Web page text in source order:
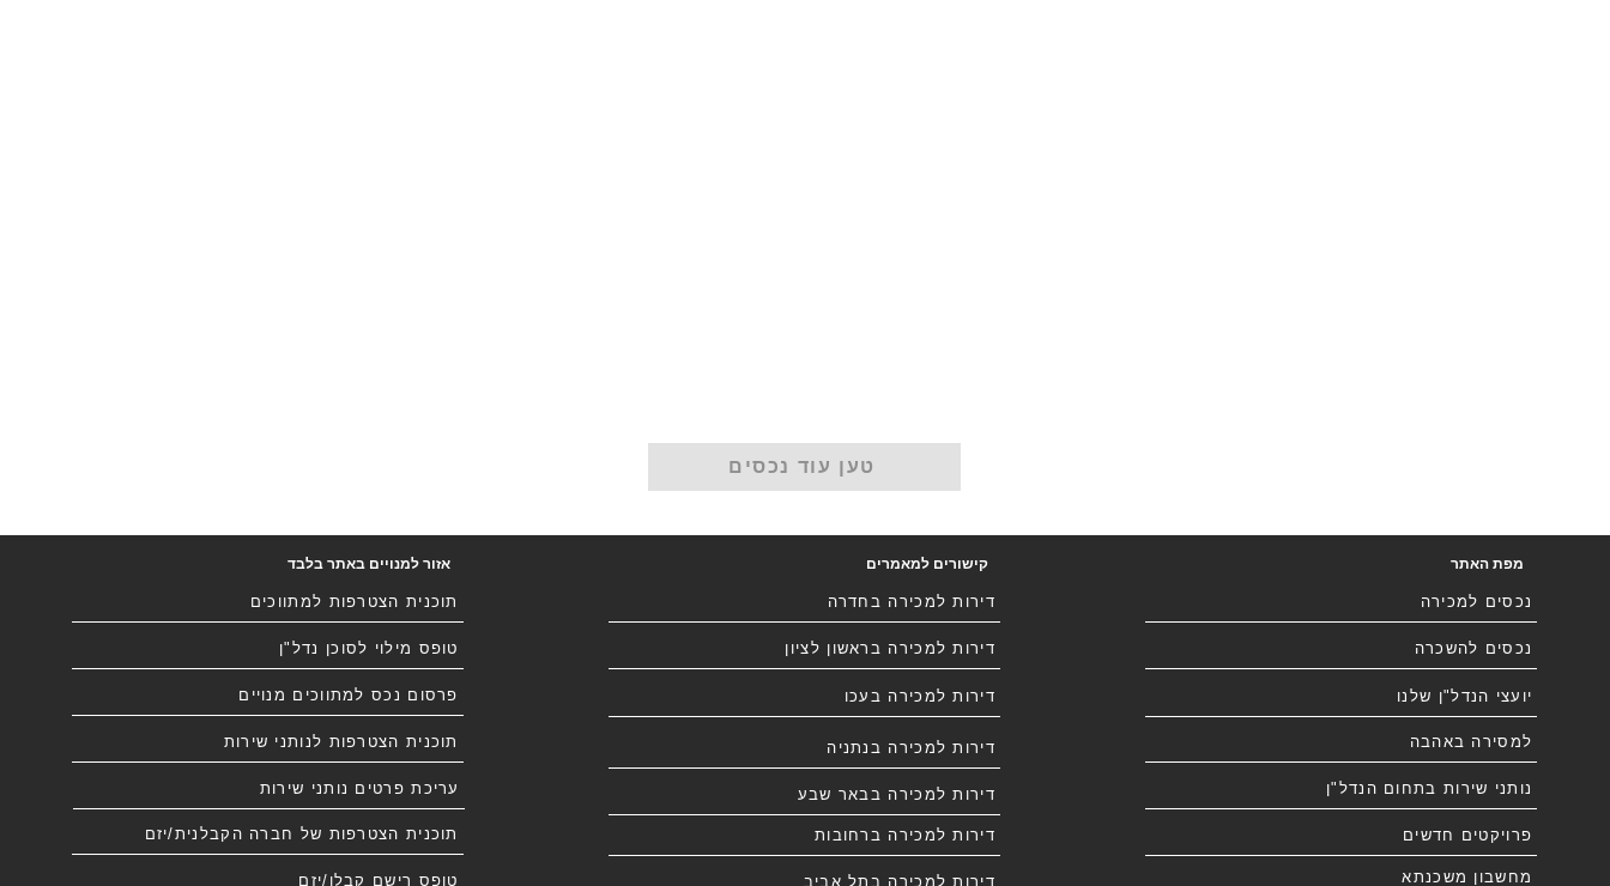
טען עוד נכסים
אזור למנויים באתר בלבד
תוכנית הצטרפות למתווכים
טופס מילוי לסוכן נדל"ן
פרסום נכס למתווכים מנויים
תוכנית הצטרפות לנותני שירות
עריכת פרטים נותני שירות
תוכנית הצטרפות של חברה הקבלנית/יזם
טופס רישם קבלן/יזם
קישורים למאמרים
דירות למכירה בחדרה
דירות למכירה בראשון לציון
דירות למכירה בעכו
דירות למכירה בנתניה
דירות למכירה בבאר שבע
דירות למכירה ברחובות
דירות למכירה בתל אביב
מפת האתר
נכסים למכירה
נכסים להשכרה
יועצי הנדל"ן שלנו
למסירה באהבה
נותני שירות בתחום הנדל"ן
פרויקטים חדשים
מחשבון משכנתא